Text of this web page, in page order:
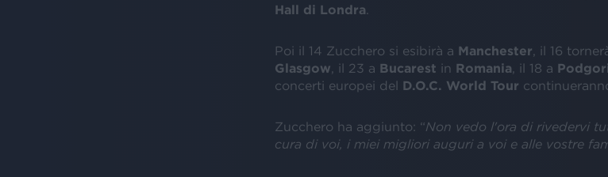
Hall di Londra
Poi il 14 Zucchero si esibirà a Manchester , il 16
Glasgow , il 23 a Bucarest in Romania , il 18 a
concerti europei del D.O.C. World Tour
Zucchero ha aggiunto: “Non vedo l'ora di rivedervi
cura di voi, i miei migliori auguri a voi e alle vostre